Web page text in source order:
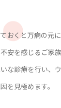
おくと万病の元
安を感じるご家
な診療を行い、
を見極めます。